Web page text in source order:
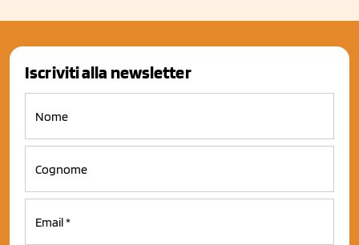
Iscriviti alla newsletter